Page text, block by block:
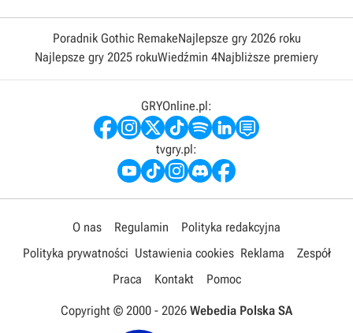
Poradnik Gothic RemakeNajlepsze gry 2026 roku
Najlepsze gry 2025 rokuWiedźmin 4Najbliższe premiery
GRYOnline.pl:
tvgry.pl:
O nas Regulamin
Polityka redakcyjna
Polityka prywatności Ustawienia cookies Reklama
Zespół
Praca
Kontakt Pomoc
Copyright © 2000 - 2026 Webedia Polska SA